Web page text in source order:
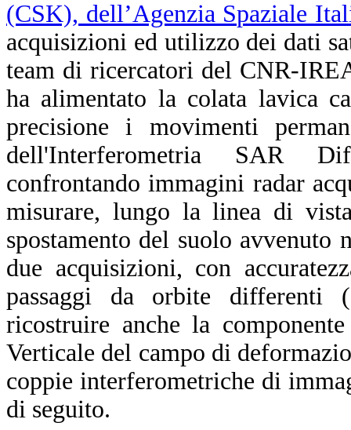
(CSK), dell’Agenzia Spaziale
acquisizioni ed utilizzo dei dati
team di ricercatori del CNR-
ha alimentato la colata lavica
precisione i movimenti
dell'Interferometria SAR
confrontando immagini radar
misurare, lungo la linea di
spostamento del suolo
due acquisizioni, con
passaggi da orbite differenti
ricostruire anche la
Verticale del campo di
coppie interferometriche di
di seguito.